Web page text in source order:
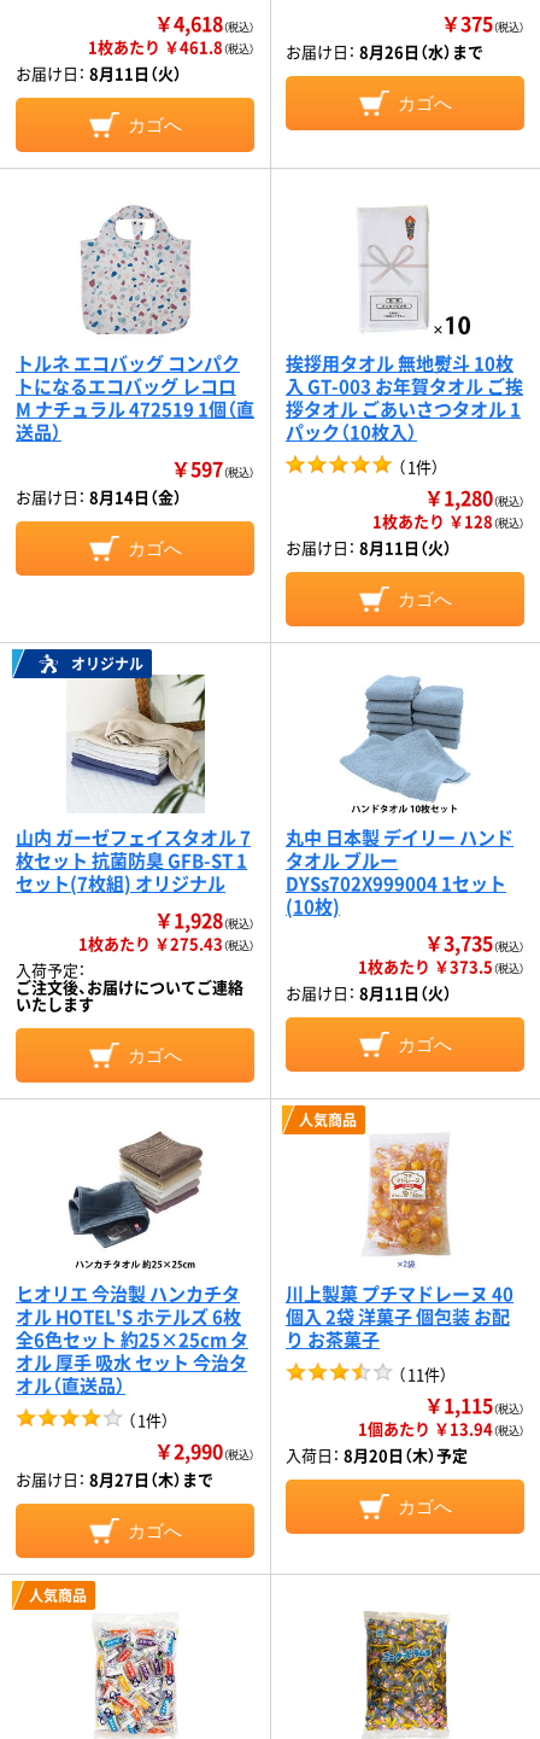
￥4,618（税込）
1枚あたり ￥461.8（税込）
お届け日： 8月11日（火）
カゴへ
￥375（税込）
お届け日： 8月26日（水）まで
カゴへ
トルネ エコバッグ コンパク
トになるエコバッグ レコロ
M ナチュラル 472519 1個（直
送品）
￥597（税込）
お届け日： 8月14日（金）
カゴへ
挨拶用タオル 無地熨斗 10枚
入 GT-003 お年賀タオル ご挨
拶タオル ごあいさつタオル 1
パック（10枚入）
（1件）
￥1,280（税込）
1枚あたり ￥128（税込）
お届け日： 8月11日（火）
カゴへ
オリジナル
山内 ガーゼフェイスタオル 7
枚セット 抗菌防臭 GFB-ST 1
セット(7枚組) オリジナル
￥1,928（税込）
1枚あたり ￥275.43（税込）
入荷予定：
ご注文後、お届けについてご連絡
いたします
カゴへ
丸中 日本製 デイリー ハンド
タオル ブルー
DYSs702X999004 1セット
(10枚)
￥3,735（税込）
1枚あたり ￥373.5（税込）
お届け日： 8月11日（火）
カゴへ
ヒオリエ 今治製 ハンカチタ
オル HOTEL'S ホテルズ 6枚
全6色セット 約25×25cm タ
オル 厚手 吸水 セット 今治タ
オル（直送品）
（1件）
￥2,990（税込）
お届け日： 8月27日（木）まで
カゴへ
人気商品
川上製菓 プチマドレーヌ 40
個入 2袋 洋菓子 個包装 お配
り お茶菓子
（11件）
￥1,115（税込）
1個あたり ￥13.94（税込）
入荷日： 8月20日（木）予定
カゴへ
人気商品